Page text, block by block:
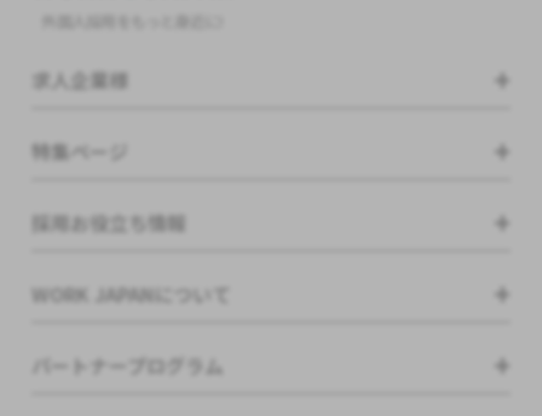
求人企業様
特集ページ
採用お役立ち情報
WORK JAPANについて
パートナープログラム